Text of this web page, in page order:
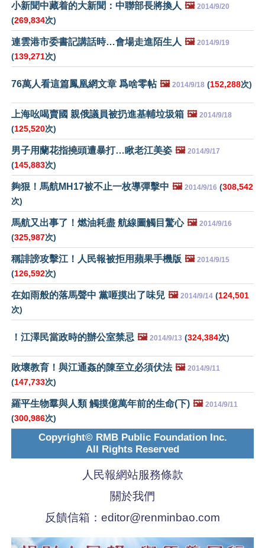
小新聞中藏着的大新聞：中聯部長將換人 🖼️ 2014/9/20
(269,834次)
連雲港市委書記講話時…會場走進陌生人 🖼️ 2014/9/19
(139,271次)
76萬人看這篇鳳凰網文章 爲啥零帖 🖼️ 2014/9/18 (152,288次)
上海吆喝賣國 親俄議員被扔進基輔垃圾箱 🖼️ 2014/9/18
(125,520次)
男子用蘭花指撓頭遭暴打…瞅老江美姿 🖼️ 2014/9/17
(145,883次)
夠狠！馬航MH17被不止一枚導彈擊中 🖼️ 2014/9/16 (308,542
次)
馬航又出事了！燃油耗盡 航線圖觸目驚心 🖼️ 2014/9/16
(325,987次)
稱誹謗攻擊江！人民報被拒用蘋果手機版 🖼️ 2014/9/15
(126,592次)
在如雨般的落馬聲中 黨咂摸出了味兒 🖼️ 2014/9/14 (124,501
次)
！江澤民當政時的辦公室禁忌 🖼️ 2014/9/13 (324,384次)
敗壞教育！與江通姦的陳至立必須伏法 🖼️ 2014/9/11
(147,733次)
羅平生物羣與人類 觸摸億萬年前的生命(下) 🖼️ 2014/9/11
(300,986次)
Copyright© RMB Public Foundation Inc.
All Rights Reserved
人民報網站服務條款
關於我們
反饋信箱： editor@renminbao.com